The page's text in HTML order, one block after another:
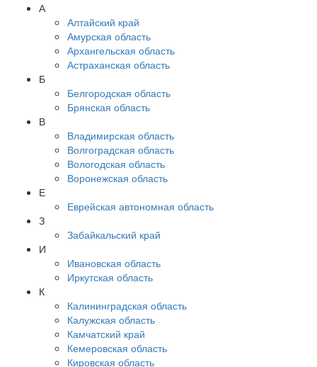
А
Алтайский край
Амурская область
Архангельская область
Астраханская область
Б
Белгородская область
Брянская область
В
Владимирская область
Волгоградская область
Вологодская область
Воронежская область
Е
Еврейская автономная область
З
Забайкальский край
И
Ивановская область
Иркутская область
К
Калининградская область
Калужская область
Камчатский край
Кемеровская область
Кировская область